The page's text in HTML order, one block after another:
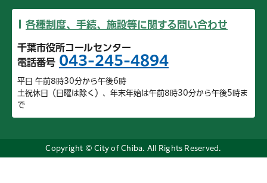
各種制度、手続、施設等に関する問い合わせ
千葉市役所コールセンター
電話番号 043-245-4894
平日 午前8時30分から午後6時
土祝休日（日曜は除く）、年末年始は午前8時30分から午後5時ま
で
Copyright © City of Chiba. All Rights Reserved.